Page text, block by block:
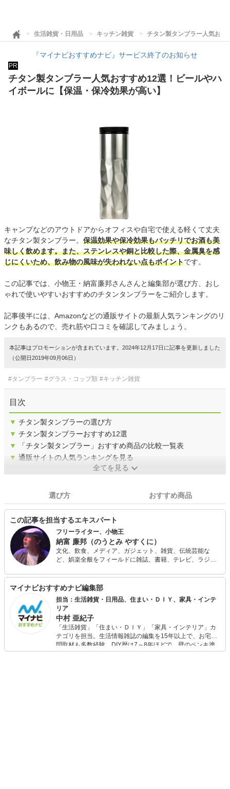
生活雑貨・日用品 キッチン雑貨 チタン製タンブラー人気おす
『マイナビおすすめナビ』サービス終了のお知らせ
PR
チタン製タンブラー人気おすすめ12選！ビールやハ
イボールに【保温・保冷効果が高い】
キャンプなどのアウトドアからオフィスや自宅で使える軽くて丈夫
なチタン製タンブラー。 保温効果や保冷効果もバッチリでお酒も美
味しく飲めます。また、ステンレスや銅と比較した際、金属臭を感
じにくいため、飲み物の風味が失われない点もポイントです。
この記事では、小物王・納富廉邦さんさんと編集部が選び方、おし
ゃれで使いやすいおすすめのチタンタンブラーをご紹介します。
記事後半には、Amazonなどの通販サイトの最新人気ランキングのリ
ンクもあるので、売れ筋や口コミを確認してみましょう。
本記事はプロモーションが含まれています。2024年12月17日に記事を更新しました
（公開日2019年09月06日）
#タンブラー #グラス・コップ類 #キッチン雑貨
目次
▼ チタン製タンブラーの選び方
▼ チタン製タンブラーおすすめ12選
▼
「チタン製タンブラー」おすすめ商品の比較一覧表
▼ 通販サイトの人気ランキングを見る
全てを見る
選び方 おすすめ商品
この記事を担当するエキスパート
フリーライター、小物王
納富 廉邦（のうとみ やすくに）
文化、飲食、メディア、ガジェット、雑貨、伝統芸能な
ど、娯楽全般をフィールドに雑誌、書籍、テレビ、ラジ
お茶、やかん、ガジェット、小説、落語などに関する著書
もある。テレビ「マツコの知らない世界」ではボールペン
の人、「嵐にしやがれ」ではシステム手帳の人として出
演。
マイナビおすすめナビ編集部
担当：生活雑貨・日用品、住まい・ＤＩＹ、家具・インテ
リア
中村 亜紀子
「生活雑貨」「住まい・ＤＩＹ」「家具・インテリア」カ
テゴリを担当。生活情報雑誌の編集を15年以上で、お宅訪
問取材も多数経験。DIY歴は7～8年ほどで、壁のペンキ塗
りや壁紙チェンジなどもチャレンジ済み。初心者でもモノ